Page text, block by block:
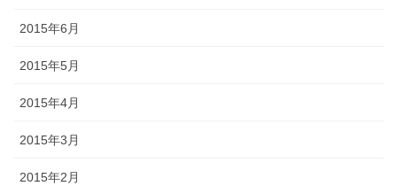
2015年6月
2015年5月
2015年4月
2015年3月
2015年2月